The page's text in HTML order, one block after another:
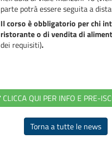
parte potrà essere seguita a
Il corso è obbligatorio per chi
ristorante o di vendita di
dei requisiti).
CLICCA QUI PER INFO E PRE-
Torna a tutte le news